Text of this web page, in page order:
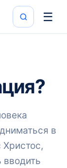
☰
в
Христос,
вводить